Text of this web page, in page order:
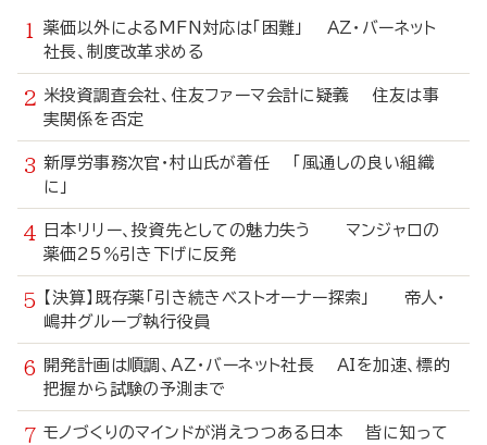
薬価以外によるMFN対応は「困難」 AZ・バーネット
社長、制度改革求める
米投資調査会社、住友ファーマ会計に疑義 住友は事
実関係を否定
新厚労事務次官・村山氏が着任 「風通しの良い組織
に」
日本リリー、投資先としての魅力失う マンジャロの
薬価25％引き下げに反発
【決算】既存薬「引き続きベストオーナー探索」 帝人・
嶋井グループ執行役員
開発計画は順調、AZ・バーネット社長 AIを加速、標的
把握から試験の予測まで
モノづくりのマインドが消えつつある日本 皆に知って